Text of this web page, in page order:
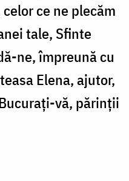
ce ne plecăm
tale, Sfinte
ne, împreună cu
Elena, ajutor,
vă, părinţii